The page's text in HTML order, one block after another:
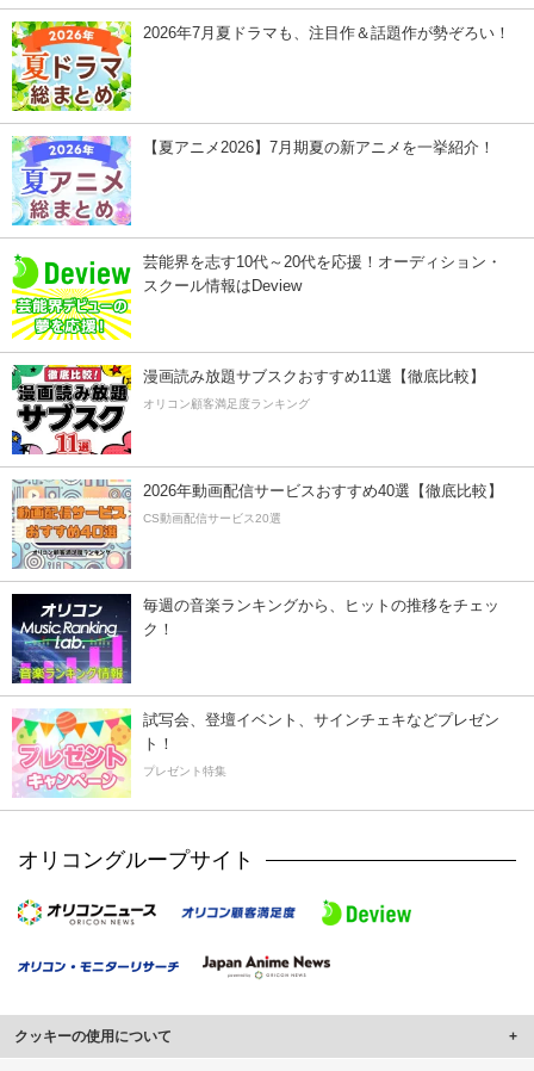
2026年7月夏ドラマも、注目作＆話題作が勢ぞろい！
【夏アニメ2026】7月期夏の新アニメを一挙紹介！
芸能界を志す10代～20代を応援！オーディション・
スクール情報はDeview
漫画読み放題サブスクおすすめ11選【徹底比較】
オリコン顧客満足度ランキング
2026年動画配信サービスおすすめ40選【徹底比較】
CS動画配信サービス20選
毎週の音楽ランキングから、ヒットの推移をチェッ
ク！
試写会、登壇イベント、サインチェキなどプレゼン
ト！
プレゼント特集
オリコングループサイト
クッキーの使用について